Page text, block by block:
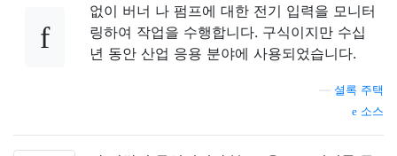
없이 버너 나 펌프에 대한 전기 입력을 모니터
링하여 작업을 수행합니다. 구식이지만 수십
년 동안 산업 응용 분야에 사용되었습니다.
셜록 주택
소스